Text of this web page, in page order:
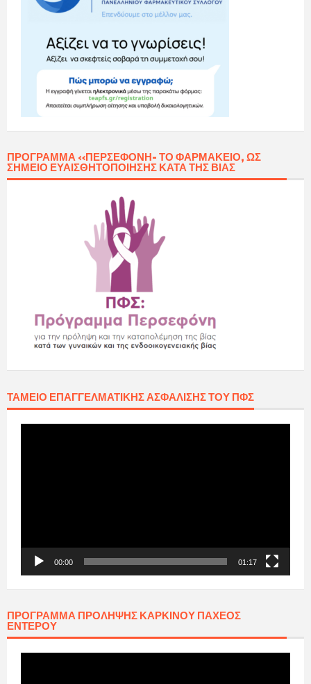
ΠΡΌΓΡΑΜΜΑ «ΠΕΡΣΕΦΌΝΗ- ΤΟ ΦΑΡΜΑΚΕΊΟ, ΩΣ
ΣΗΜΕΊΟ ΕΥΑΙΣΘΗΤΟΠΟΊΗΣΗΣ ΚΑΤΆ ΤΗΣ ΒΊΑΣ
ΤΑΜΕΊΟ ΕΠΑΓΓΕΛΜΑΤΙΚΉΣ ΑΣΦΆΛΙΣΗΣ ΤΟΥ ΠΦΣ
00:00 01:17
ΠΡΟΓΡΑΜΜΑ ΠΡΟΛΗΨΗΣ ΚΑΡΚΙΝΟΥ ΠΑΧΕΟΣ
ΕΝΤΕΡΟΥ